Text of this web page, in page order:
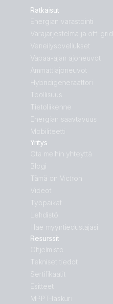
Ratkaisut
Energian varastointi
Varajärjestelmä ja off-grid
Veneilysovellukset
Vapaa-ajan ajoneuvot
Ammattiajoneuvot
Hybridigeneraattori
Teollisuus
Tietoliikenne
Energian saavtavuus
Mobiliteetti
Yritys
Ota meihin yhteyttä
Blogi
Tämä on Victron
Videot
Työpaikat
Lehdistö
Hae myyntiedustajasi
Resurssit
Ohjelmisto
Tekniset tiedot
Sertifikaatit
Esitteet
MPPT-laskuri